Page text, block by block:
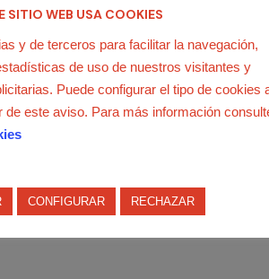
listas de USO-Madrid y animamos a
y autónomo con su dedicación
SITIO WEB USA COOKIES
y de terceros para facilitar la navegación,
de uso de nuestros visitantes y
Puede configurar el tipo de cookies
de este aviso. Para más información
CONFIGURAR RECHAZAR